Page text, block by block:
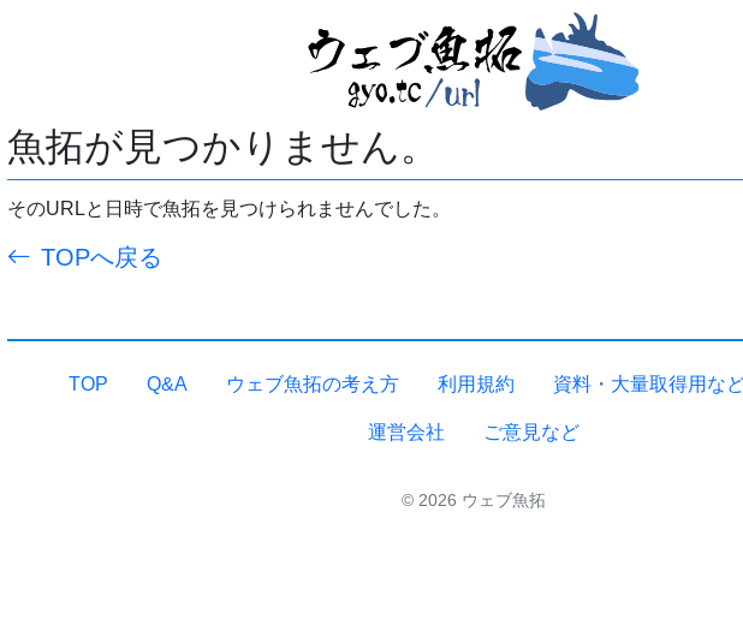
魚拓が見つかりません。
そのURLと日時で魚拓を見つけられませんでした。
TOPへ戻る
TOP Q&A ウェブ魚拓の考え方 利用規約 資料・大量取得用な
運営会社 ご意見など
© 2026 ウェブ魚拓